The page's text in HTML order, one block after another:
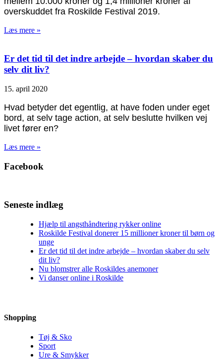
overskuddet fra Roskilde Festival 2019.
Læs mere »
Er det tid til det indre arbejde – hvordan skaber du
selv dit liv?
15. april 2020
Hvad betyder det egentlig, at have foden under eget
bord, at selv tage action, at selv beslutte hvilken vej
livet fører en?
Læs mere »
Facebook
Seneste indlæg
Hjælp til angsthåndtering rykker online
Roskilde Festival donerer 15 millioner kroner til børn og
unge
Er det tid til det indre arbejde – hvordan skaber du selv
dit liv?
Nu blomstrer alle Roskildes anemoner
Vi danser online i Roskilde
Shopping
Tøj & Sko
Sport
Ure & Smykker